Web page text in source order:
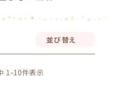
並び替え
1 -10件表示